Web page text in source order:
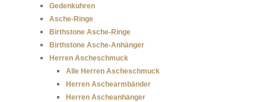
Gedenkuhren
Asche-Ringe
Birthstone Asche-Ringe
Birthstone Asche-Anhänger
Herren Ascheschmuck
Alle Herren Ascheschmuck
Herren Aschearmbänder
Herren Ascheanhänger